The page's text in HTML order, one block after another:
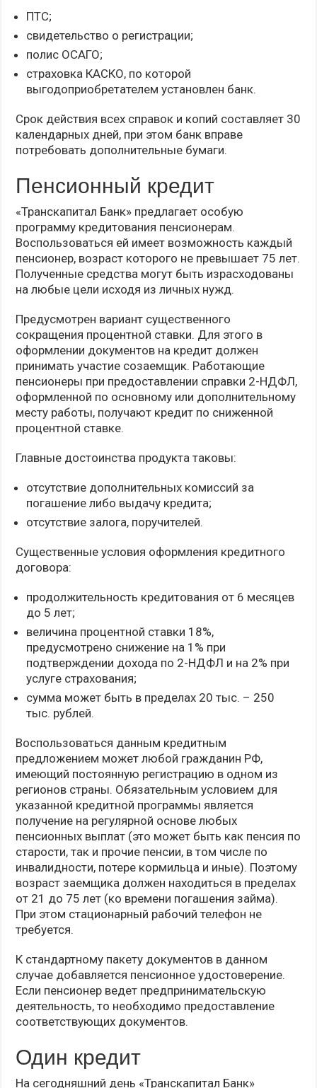
ПТС;
свидетельство о регистрации;
полис ОСАГО;
страховка КАСКО, по которой
выгодоприобретателем установлен банк.
Срок действия всех справок и копий составляет 30
календарных дней, при этом банк вправе
потребовать дополнительные бумаги.
Пенсионный кредит
«Транскапитал Банк» предлагает особую
программу кредитования пенсионерам.
Воспользоваться ей имеет возможность каждый
пенсионер, возраст которого не превышает 75 лет.
Полученные средства могут быть израсходованы
на любые цели исходя из личных нужд.
Предусмотрен вариант существенного
сокращения процентной ставки. Для этого в
оформлении документов на кредит должен
принимать участие созаемщик. Работающие
пенсионеры при предоставлении справки 2-НДФЛ,
оформленной по основному или дополнительному
месту работы, получают кредит по сниженной
процентной ставке.
Главные достоинства продукта таковы:
отсутствие дополнительных комиссий за
погашение либо выдачу кредита;
отсутствие залога, поручителей.
Существенные условия оформления кредитного
договора:
продолжительность кредитования от 6 месяцев
до 5 лет;
величина процентной ставки 18%,
предусмотрено снижение на 1% при
подтверждении дохода по 2-НДФЛ и на 2% при
услуге страхования;
сумма может быть в пределах 20 тыс. – 250
тыс. рублей.
Воспользоваться данным кредитным
предложением может любой гражданин РФ,
имеющий постоянную регистрацию в одном из
регионов страны. Обязательным условием для
указанной кредитной программы является
получение на регулярной основе любых
пенсионных выплат (это может быть как пенсия по
старости, так и прочие пенсии, в том числе по
инвалидности, потере кормильца и иные). Поэтому
возраст заемщика должен находиться в пределах
от 21 до 75 лет (ко времени погашения займа).
При этом стационарный рабочий телефон не
требуется.
К стандартному пакету документов в данном
случае добавляется пенсионное удостоверение.
Если пенсионер ведет предпринимательскую
деятельность, то необходимо предоставление
соответствующих документов.
Один кредит
На сегодняшний день «Транскапитал Банк»